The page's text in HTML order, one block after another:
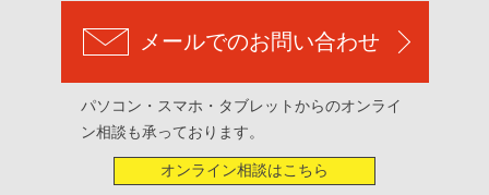
メールでのお問い合わせ
パソコン・スマホ・タブレットからのオンライ
ン相談も承っております。
オンライン相談はこちら